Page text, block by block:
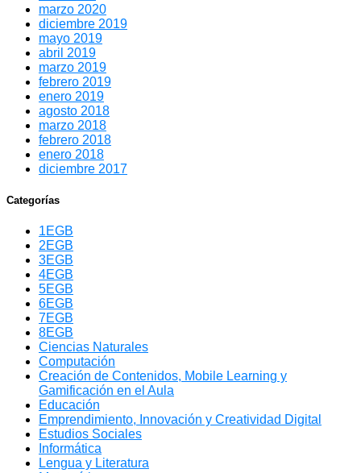
marzo 2020
diciembre 2019
mayo 2019
abril 2019
marzo 2019
febrero 2019
enero 2019
agosto 2018
marzo 2018
febrero 2018
enero 2018
diciembre 2017
Categorías
1EGB
2EGB
3EGB
4EGB
5EGB
6EGB
7EGB
8EGB
Ciencias Naturales
Computación
Creación de Contenidos, Mobile Learning y
Gamificación en el Aula
Educación
Emprendimiento, Innovación y Creatividad Digital
Estudios Sociales
Informática
Lengua y Literatura